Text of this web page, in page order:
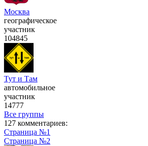
Москва
географическое
участник
104845
Тут и Там
автомобильное
участник
14777
Все группы
127 комментариев:
Страница №1
Страница №2